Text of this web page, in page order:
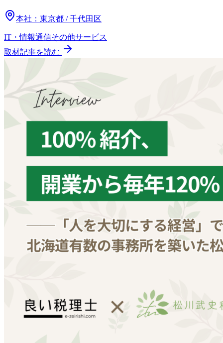
本社： 東京都 / 千代田区
IT・情報通信その他サービス
取材記事を読む